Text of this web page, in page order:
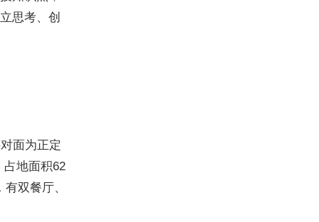
思考、创
面为正定
占地面积62
双餐厅、